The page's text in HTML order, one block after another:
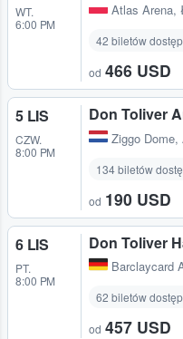
WT.
6:00 PM
Atlas Arena,
42 biletów
od 466 USD
5 LIS
CZW.
8:00 PM
Don Toliver
Ziggo Dome,
134 biletów
od 190 USD
6 LIS
PT.
8:00 PM
Don Toliver
Barclaycard
62 biletów
od 457 USD